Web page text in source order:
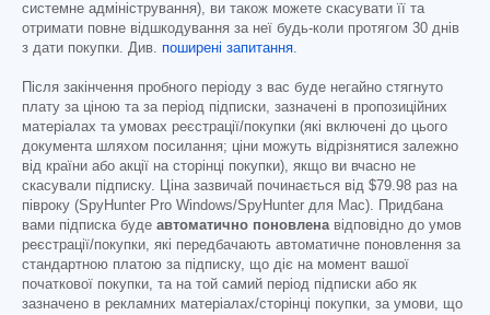
системне адміністрування), ви також можете скасувати її та
отримати повне відшкодування за неї будь-коли протягом 30 днів
з дати покупки. Див. поширені запитання.
Після закінчення пробного періоду з вас буде негайно стягнуто
плату за ціною та за період підписки, зазначені в пропозиційних
матеріалах та умовах реєстрації/покупки (які включені до цього
документа шляхом посилання; ціни можуть відрізнятися залежно
від країни або акції на сторінці покупки), якщо ви вчасно не
скасували підписку. Ціна зазвичай починається від $79.98 раз на
півроку (SpyHunter Pro Windows/SpyHunter для Mac). Придбана
вами підписка буде автоматично поновленавідповідно до умов
реєстрації/покупки, які передбачають автоматичне поновлення за
стандартною платою за підписку, що діє на момент вашої
початкової покупки, та на той самий період підписки або як
зазначено в рекламних матеріалах/сторінці покупки, за умови, що